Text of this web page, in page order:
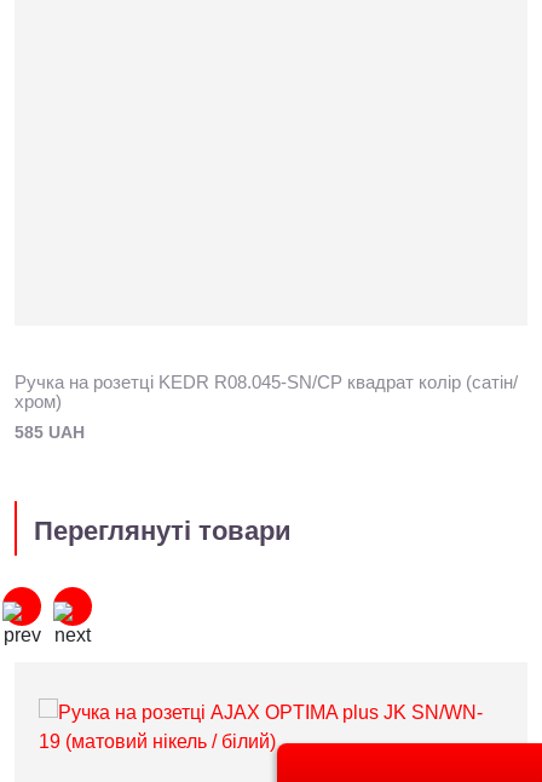
Ручка на розетці KEDR R08.045-SN/CP квадрат колір (сатiн/
хром)
585 UAH
Переглянуті товари